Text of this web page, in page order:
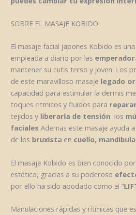
SOBRE EL MASAJE KOBIDO
El masaje facial japones Kobido es
empleada a diario por las
mantener su cutis terso y joven. Los
de este maravilloso masaje legado
capacidad para estimular la dermis
toques ritmicos y fluidos para
tejidos y liberarla de tensión los
facialesAdemas este masaje ayuda a
de los bruxista en cuello,
El masaje Kobido es bien conocido
estético, gracias a su poderoso
por ello ha sido apodado como el “
Manulaciones rápidas y rítmicas que